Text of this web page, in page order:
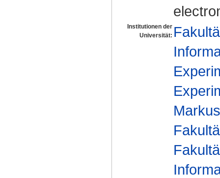
Institutionen der
Universität: